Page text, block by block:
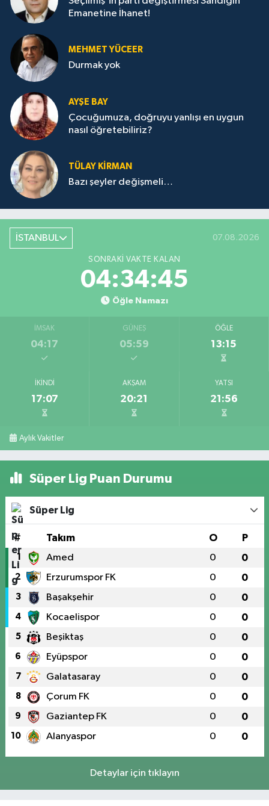
Emanetine İhanet!
MEHMET YÜCEER
Durmak yok
AYŞE BAY
Çocuğumuza, doğruyu yanlışı en uygun
nasıl öğretebiliriz?
TÜLAY KİRMAN
Bazı şeyler değişmeli…
İSTANBUL 07.08.2026
SONRAKI VAKTE KALAN
04:34:45
Öğle Namazı
İMSAK
04:17
GÜNEŞ
05:59
ÖĞLE
13:15
İKINDI
17:07
AKŞAM
20:21
YATSI
21:56
Aylık Vakitler
Süper Lig Puan Durumu
Süper Lig
# Takım O P
1 Amed 0 0
2 Erzurumspor FK 0 0
3 Başakşehir 0 0
4 Kocaelispor 0 0
5 Beşiktaş 0 0
6 Eyüpspor 0 0
7 Galatasaray 0 0
8 Çorum FK 0 0
9 Gaziantep FK 0 0
10 Alanyaspor 0 0
Detaylar için tıklayın